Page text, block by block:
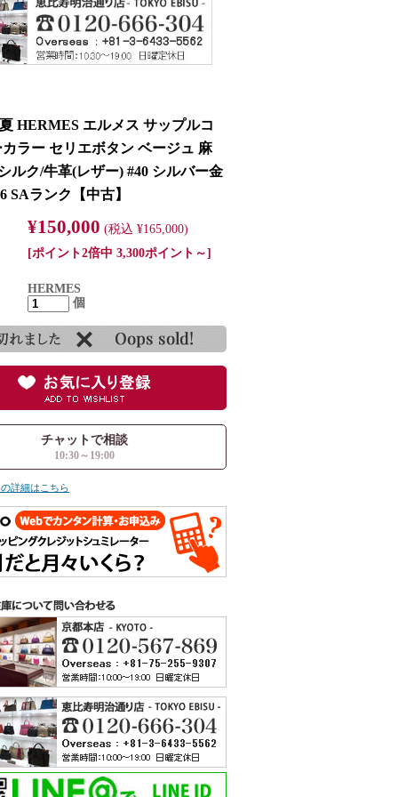
HERMES エルメス サップルコ
ラー セリエボタン ベージュ 麻
ルク/牛革(レザー) #40 シルバー金
SAランク【中古】
¥150,000 (税込 ¥165,000)
[ポイント2倍中 3,300ポイント～]
HERMES
個
チャットで相談
10:30～19:00
詳細はこちら